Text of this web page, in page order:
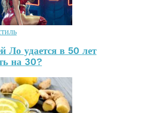
Ло удается в 50 лет
на 30?